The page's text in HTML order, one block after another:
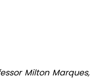
Milton Marques,